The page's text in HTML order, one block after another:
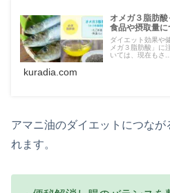
オメガ３脂肪
食品や摂取量に
ダイエット効果や
メガ３脂肪酸」に
いては、現在もさ...
kuradia.com
アマニ油のダイエットにつな
れます。